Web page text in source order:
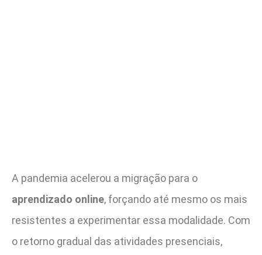
A pandemia acelerou a migração para o
aprendizado online, forçando até mesmo os mais
resistentes a experimentar essa modalidade. Com
o retorno gradual das atividades presenciais,